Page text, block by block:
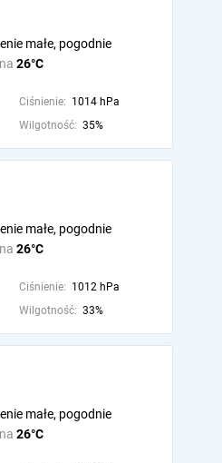
26°C
małe, pogodnie
Ciśnienie: 1014 hPa
Wilgotność: 35%
26°C
małe, pogodnie
Ciśnienie: 1012 hPa
Wilgotność: 33%
26°C
małe, pogodnie